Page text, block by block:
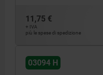
11,75 €
+ IVA
più le spese di spedizione
03094 H